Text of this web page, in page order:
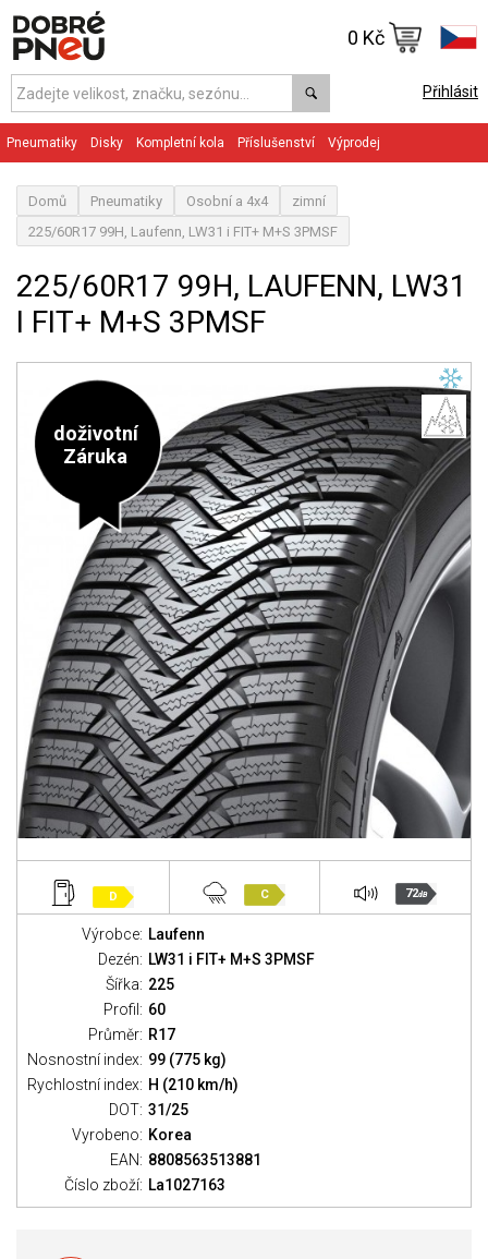
Přihlásit
0 Kč
Pneumatiky Disky Kompletní kola Příslušenství Výprodej
Domů Pneumatiky Osobní a 4x4
zimní
225/60R17 99H, Laufenn, LW31 i FIT+ M+S 3PMSF
225/60R17 99H, LAUFENN, LW31
I FIT+ M+S 3PMSF
doživotní
Záruka
D C 72dB
Výrobce: Laufenn
Dezén: LW31 i FIT+ M+S 3PMSF
Šířka: 225
Profil: 60
Průměr: R17
Nosnostní index: 99 (775 kg)
Rychlostní index: H (210 km/h)
DOT: 31/25
Vyrobeno: Korea
EAN: 8808563513881
Číslo zboží: La1027163